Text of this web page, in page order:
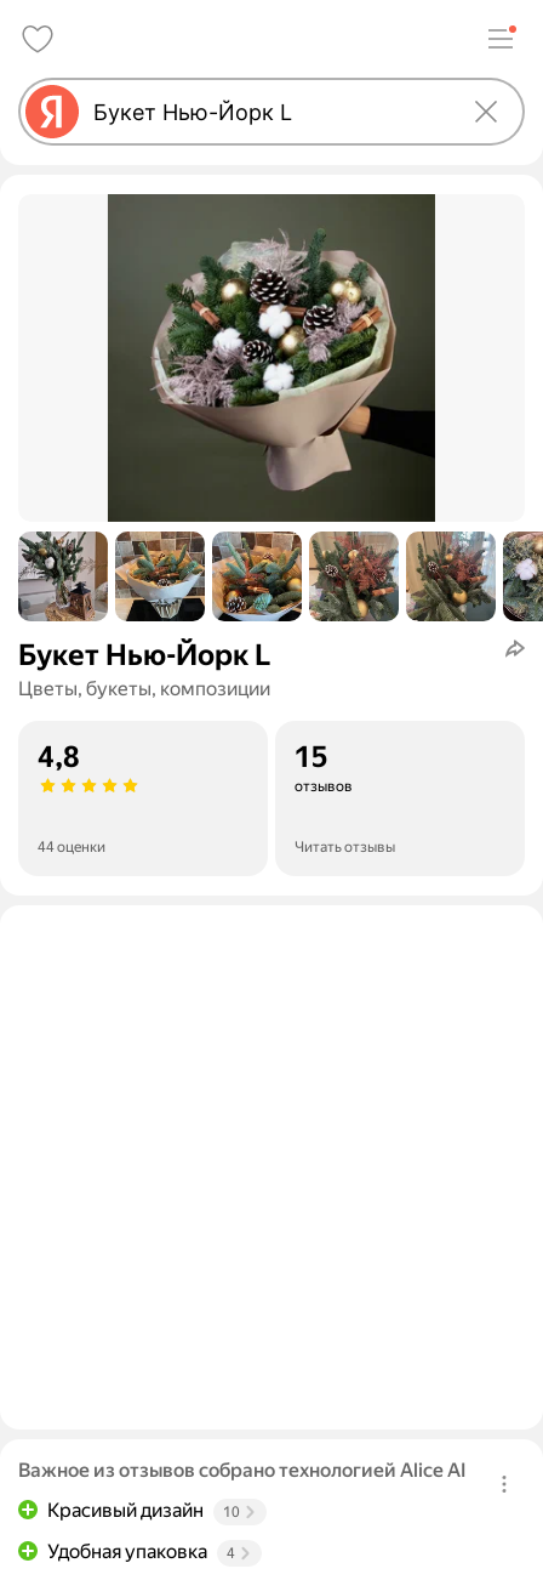
Букет Нью-Йорк L
Цветы, букеты, композиции
4,8
44 оценки
15
отзывов
Читать отзывы
Важное из отзывов собрано технологией Alice AI
Красивый дизайн
10
Удобная упаковка 4